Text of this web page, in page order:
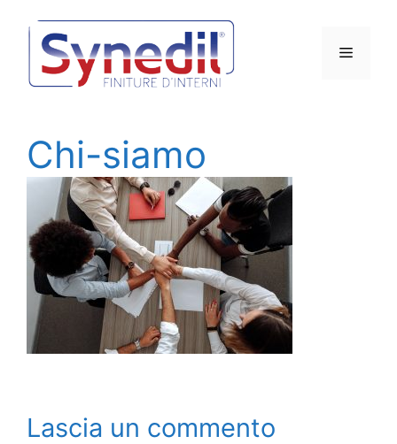
contenuto
Menu
Chi-siamo
Lascia un commento